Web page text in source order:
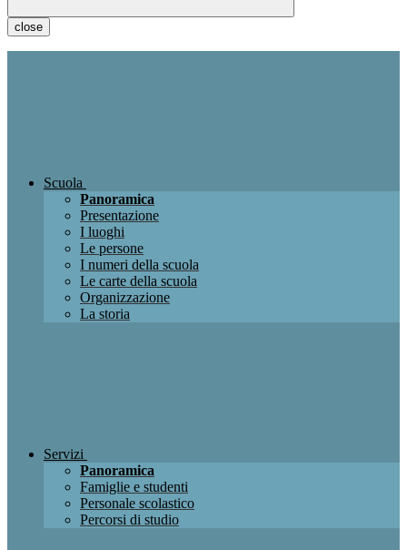
close
Scuola
Panoramica
Presentazione
I luoghi
Le persone
I numeri della scuola
Le carte della scuola
Organizzazione
La storia
Servizi
Panoramica
Famiglie e studenti
Personale scolastico
Percorsi di studio